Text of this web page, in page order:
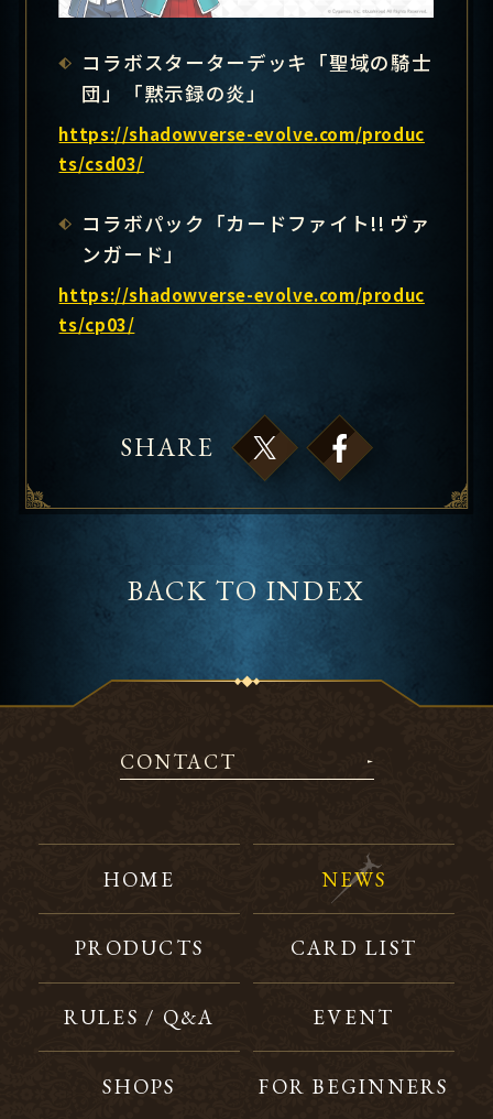
コラボスターターデッキ「聖域の騎士
団」「黙示録の炎」
https://shadowverse-evolve.com/produc
ts/csd03/
コラボパック「カードファイト!! ヴァ
ンガード」
https://shadowverse-evolve.com/produc
ts/cp03/
SHARE
BACK TO INDEX
CONTACT
HOME NEWS
PRODUCTS CARD LIST
RULES / Q&A EVENT
SHOPS FOR BEGINNERS